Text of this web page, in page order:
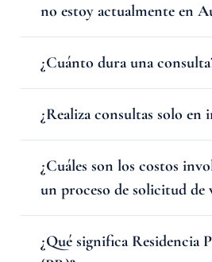
no estoy actualmente en
¿Cuánto dura una
¿Realiza consultas solo en
¿Cuáles son los costos
un proceso de solicitud de
¿Qué significa Residencia